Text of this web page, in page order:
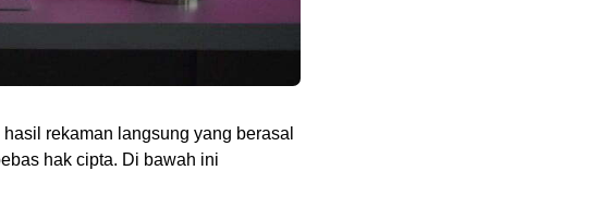
rekaman langsung yang berasal
hak cipta. Di bawah ini